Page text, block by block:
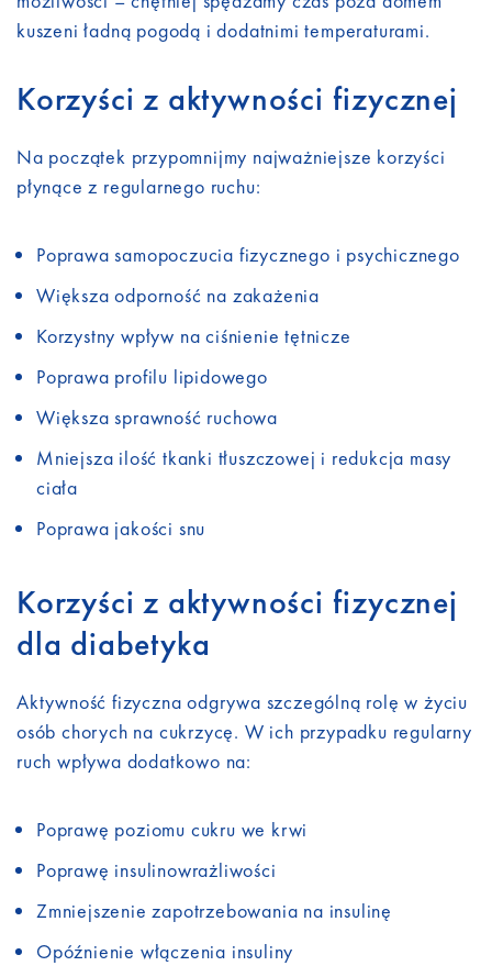
kuszeni ładną pogodą i dodatnimi temperaturami.
Korzyści z aktywności fizycznej
Na początek przypomnijmy najważniejsze korzyści
płynące z regularnego ruchu:
Poprawa samopoczucia fizycznego i psychicznego
Większa odporność na zakażenia
Korzystny wpływ na ciśnienie tętnicze
Poprawa profilu lipidowego
Większa sprawność ruchowa
Mniejsza ilość tkanki tłuszczowej i redukcja masy
ciała
Poprawa jakości snu
Korzyści z aktywności fizycznej
dla diabetyka
Aktywność fizyczna odgrywa szczególną rolę w życiu
osób chorych na cukrzycę. W ich przypadku regularny
ruch wpływa dodatkowo na:
Poprawę poziomu cukru we krwi
Poprawę insulinowrażliwości
Zmniejszenie zapotrzebowania na insulinę
Opóźnienie włączenia insuliny